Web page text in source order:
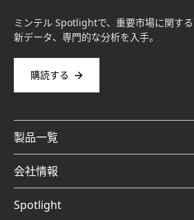
ミンテル Spotlightで、重要市場に関す
新データ、専門的な分析を入手。
購読する
製品一覧
会社情報
Spotlight